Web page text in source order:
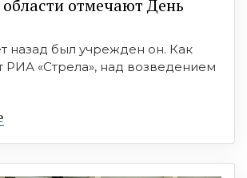
отмечают День
назад был учрежден он. Как
«Стрела», над возведением